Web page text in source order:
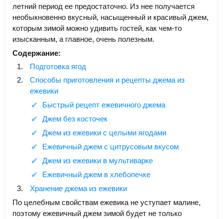
летний период ее предостаточно. Из нее получается
необыкновенно вкусный, насыщенный и красивый джем,
которым зимой можно удивить гостей, как чем-то
изысканным, а главное, очень полезным.
Содержание:
Подготовка ягод
Способы приготовления и рецепты джема из
ежевики
Быстрый рецепт ежевичного джема
Джем без косточек
Джем из ежевики с целыми ягодами
Ежевичный джем с цитрусовым вкусом
Джем из ежевики в мультиварке
Ежевичный джем в хлебопечке
Хранение джема из ежевики
По целебным свойствам ежевика не уступает малине,
поэтому ежевичный джем зимой будет не только